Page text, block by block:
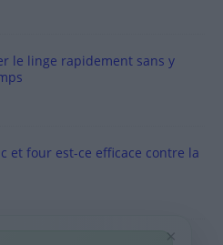
le linge rapidement sans y
et four est-ce efficace contre la
×